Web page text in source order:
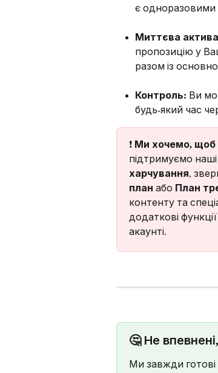
є одноразовими
Миттєва
пропозицію у
разом із
Контроль: Ви
будь-який час
❗️ Ми хочемо, щоб
підтримуємо
харчування,
план або План
контенту та
додаткові
акаунті.
🤔 Не
Ми завжди готові